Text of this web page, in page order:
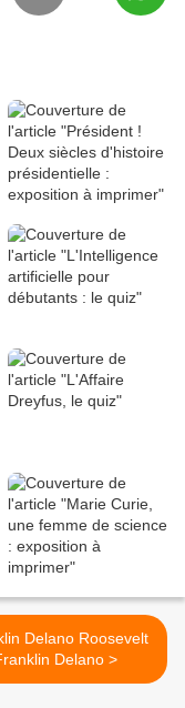
Delano Roosevelt
Franklin Delano >